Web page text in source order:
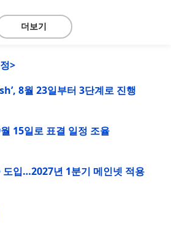
더보기
>
8월 23일부터 3단계로 진행
15일로 표결 일정 조율
도입…2027년 1분기 메인넷 적용